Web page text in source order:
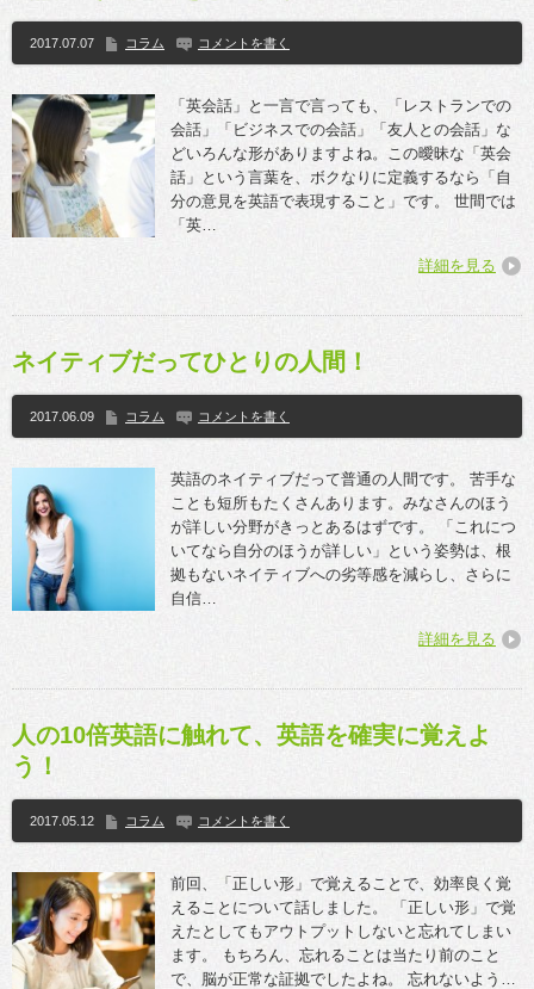
2017.07.07 コラム コメントを書く
「英会話」と一言で言っても、「レストランでの
会話」「ビジネスでの会話」「友人との会話」な
どいろんな形がありますよね。この曖昧な「英会
話」という言葉を、ボクなりに定義するなら「自
分の意見を英語で表現すること」です。 世間では
「英…
詳細を見る
ネイティブだってひとりの人間！
2017.06.09 コラム コメントを書く
英語のネイティブだって普通の人間です。 苦手な
ことも短所もたくさんあります。みなさんのほう
が詳しい分野がきっとあるはずです。 「これにつ
いてなら自分のほうが詳しい」という姿勢は、根
拠もないネイティブへの劣等感を減らし、さらに
自信…
詳細を見る
人の10倍英語に触れて、英語を確実に覚えよ
う！
2017.05.12 コラム コメントを書く
前回、「正しい形」で覚えることで、効率良く覚
えることについて話しました。 「正しい形」で覚
えたとしてもアウトプットしないと忘れてしまい
ます。 もちろん、忘れることは当たり前のこと
で、脳が正常な証拠でしたよね。 忘れないよう…